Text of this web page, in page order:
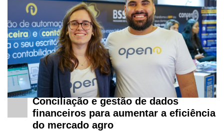
Conciliação e gestão de dados
financeiros para aumentar a eficiência
do mercado agro